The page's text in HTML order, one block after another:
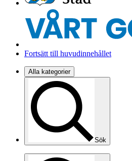
Fortsätt till huvudinnehållet
Alla kategorier
Sök